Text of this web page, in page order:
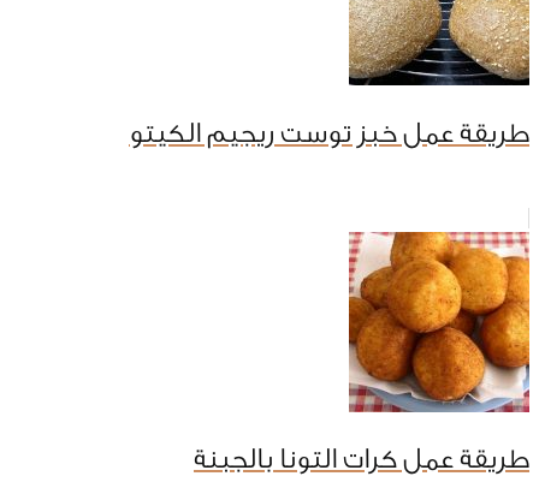
طريقة عمل خبز توست ريجيم الكيتو
طريقة عمل كرات التونا بالجبنة